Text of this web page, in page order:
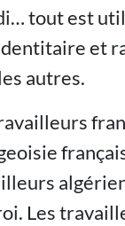
tout est
et
autres.
Les